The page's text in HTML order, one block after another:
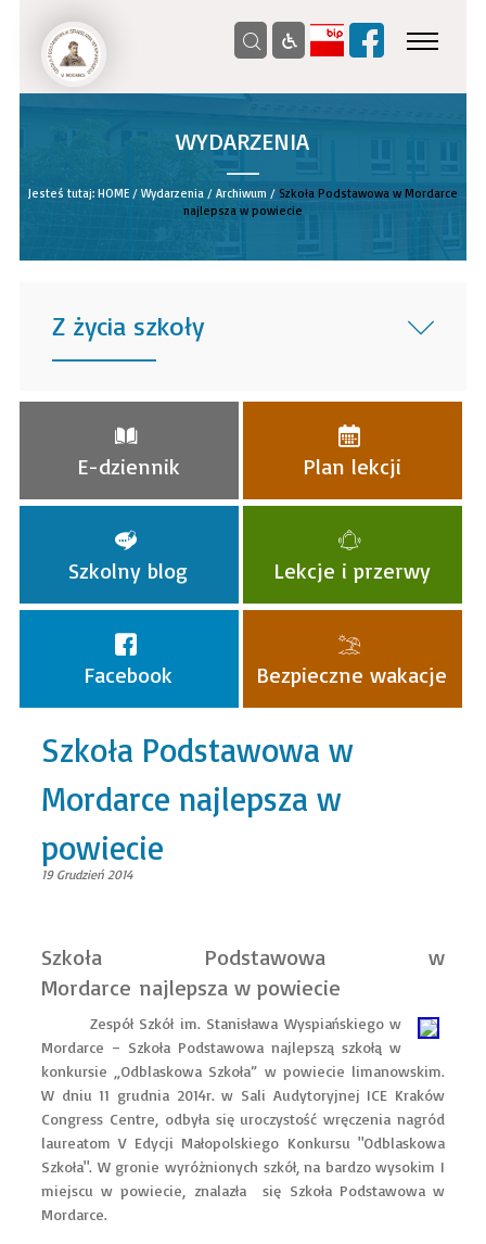
WYDARZENIA
__
Jesteś tutaj: HOME/ Wydarzenia/ Archiwum / Szkoła Podstawowa w Mordarce
najlepsza w powiecie
Z życia szkoły
______
E-dziennik Plan lekcji
Szkolny blog Lekcje i przerwy
Facebook Bezpieczne wakacje
Szkoła Podstawowa w
Mordarce najlepsza w
powiecie
19 Grudzień 2014
Szkoła Podstawowa w
Mordarce najlepsza w powiecie
Zespół Szkół im. Stanisława Wyspiańskiego w
Mordarce – Szkoła Podstawowa najlepszą szkołą w
konkursie „Odblaskowa Szkoła” w powiecie limanowskim.
W dniu 11 grudnia 2014r. w Sali Audytoryjnej ICE Kraków
Congress Centre, odbyła się uroczystość wręczenia nagród
laureatom V Edycji Małopolskiego Konkursu "Odblaskowa
Szkoła". W gronie wyróżnionych szkół, na bardzo wysokim I
miejscu w powiecie, znalazła się Szkoła Podstawowa w
Mordarce.